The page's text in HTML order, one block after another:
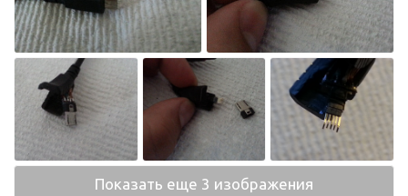
Показать еще 3 изображения